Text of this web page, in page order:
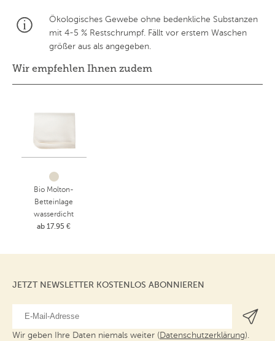
Ökologisches Gewebe ohne bedenkliche Substanzen
mit 4-5 % Restschrumpf. Fällt vor erstem Waschen
größer aus als angegeben.
Wir empfehlen Ihnen zudem
Bio Molton-
Betteinlage
wasserdicht
ab 17.95 €
JETZT NEWSLETTER KOSTENLOS ABONNIEREN
Wir geben Ihre Daten niemals weiter (Datenschutzerklärung).